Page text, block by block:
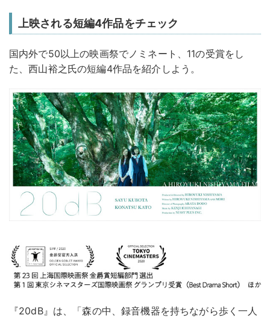
上映される短編4作品をチェック
国内外で50以上の映画祭でノミネート、11の受賞をし
た、⻄山裕之氏の短編4作品を紹介しよう。
『20dB』は、「森の中、録音機器を持ちながら歩く一人